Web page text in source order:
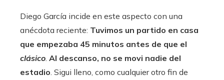
Diego García incide en este aspecto con una
anécdota reciente: Tuvimos un partido en casa
que empezaba 45 minutos antes de que el
clásico. Al descanso, no se movi nadie del
estadio. Sigui lleno, como cualquier otro fin de